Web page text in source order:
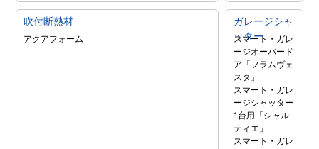
吹付断熱材
アクアフォーム
ガレージシャ
ッター
スマート・ガレ
ージオーバード
ア「フラムヴェ
スタ」
スマート・ガレ
ージシャッター
1台用「シャル
ティエ」
スマート・ガレ